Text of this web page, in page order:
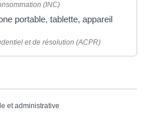
(INC)
portable, tablette, appareil
et de résolution (ACPR)
et administrative